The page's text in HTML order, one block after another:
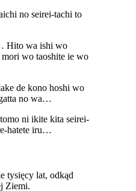
no seirei-tachi to
Hito wa ishi wo
wo taoshite ie wo
de kono hoshi wo
no wa…
ni ikite kita seirei-
hatete iru…
tysięcy lat, odkąd
Ziemi.